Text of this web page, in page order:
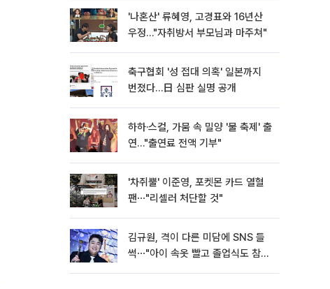
'나혼산' 류혜영, 고경표와 16년산
우정…"자취방서 부모님과 마주쳐"
축구협회 '성 접대 의혹' 일본까지
번졌다…日 심판 실명 공개
하하·스컬, 가뭄 속 밀양 '물 축제' 출
연…"출연료 전액 기부"
'차쥐뿔' 이준영, 포켓몬 카드 열혈
팬⋯"리셀러 처단할 것"
김규원, 격이 다른 미담에 SNS 들
썩⋯"아이 속옷 빨고 졸업식도 참